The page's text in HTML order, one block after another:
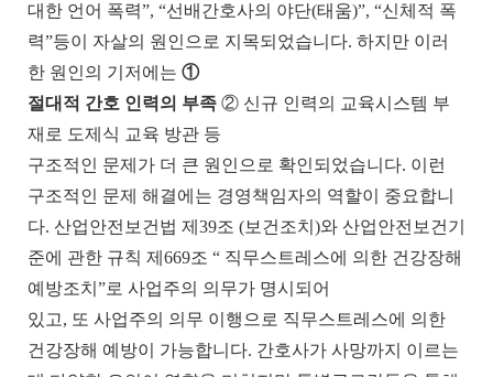
대한 언어 폭력”, “선배간호사의 야단(태움)”, “신체적 폭
력”등이 자살의 원인으로 지목되었습니다. 하지만 이러
한 원인의 기저에는 ①
절대적 간호 인력의 부족 ② 신규 인력의 교육시스템 부
재로 도제식 교육 방관 등
구조적인 문제가 더 큰 원인으로 확인되었습니다. 이런
구조적인 문제 해결에는 경영책임자의 역할이 중요합니
다. 산업안전보건법 제 39조 (보건조치 )와 산업안전보건기
준에 관한 규칙 제 669조 “ 직무스트레스에 의한 건강장해
예방조치 ”로 사업주의 의무가 명시되어
있고, 또 사업주의 의무 이행으로 직무스트레스에 의한
건강장해 예방이 가능합니다. 간호사가 사망까지 이르는